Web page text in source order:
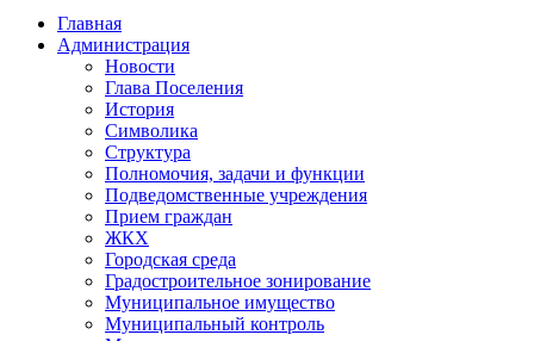
Главная
Администрация
Новости
Глава Поселения
История
Символика
Структура
Полномочия, задачи и функции
Подведомственные учреждения
Прием граждан
ЖКХ
Городская среда
Градостроительное зонирование
Муниципальное имущество
Муниципальный контроль